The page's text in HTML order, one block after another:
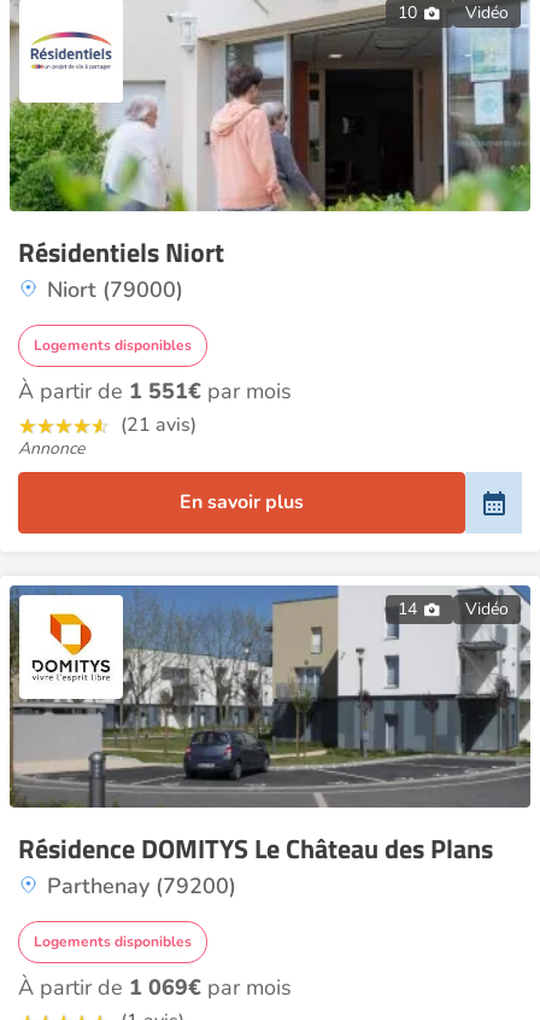
10 Vidéo
Résidentiels Niort
Niort (79000)
Logements disponibles
À partir de 1 551€ par mois
(21 avis)
Annonce
En savoir plus
14 Vidéo
Résidence DOMITYS Le Château des Plans
Parthenay (79200)
Logements disponibles
À partir de 1 069€ par mois